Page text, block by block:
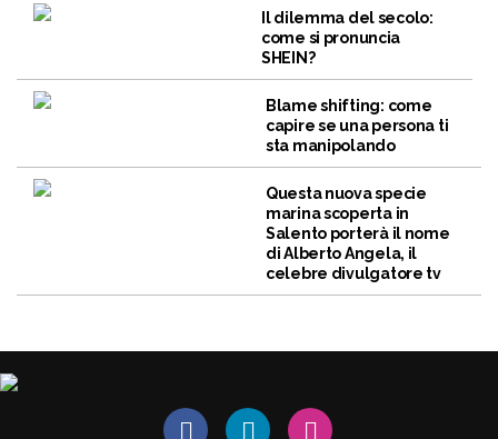
Il dilemma del secolo:
come si pronuncia
SHEIN?
Blame shifting: come
capire se una persona ti
sta manipolando
Questa nuova specie
marina scoperta in
Salento porterà il nome
di Alberto Angela, il
celebre divulgatore tv